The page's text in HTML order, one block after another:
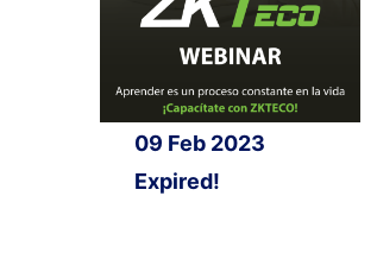
09 Feb 2023
Expired!